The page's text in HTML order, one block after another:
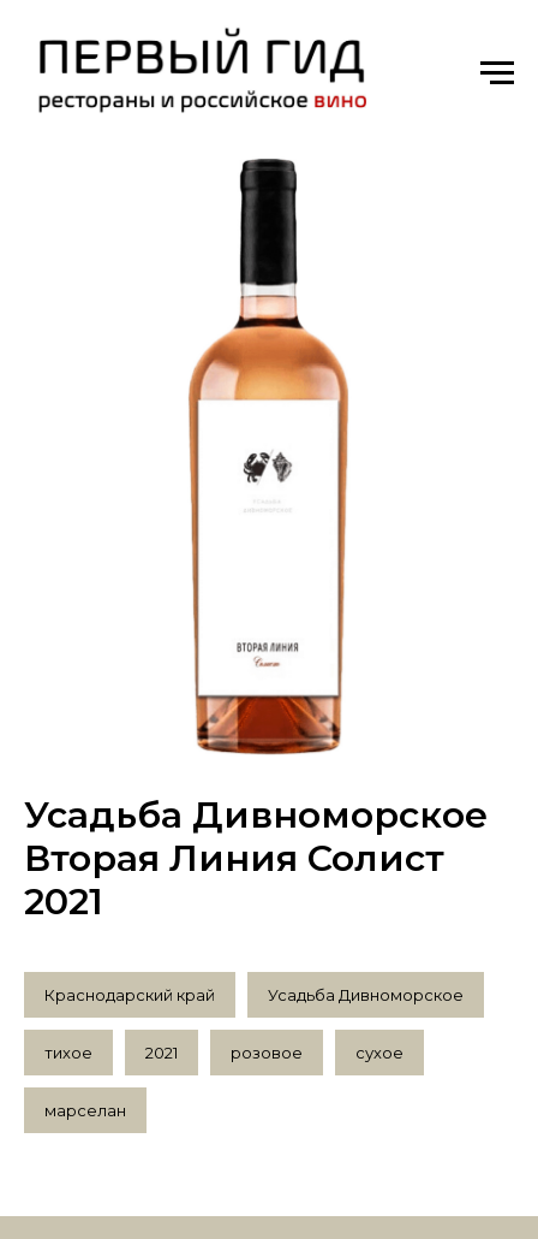
Усадьба Дивноморское
Вторая Линия Солист
2021
Краснодарский край Усадьба Дивноморское
тихое 2021 розовое сухое
марселан